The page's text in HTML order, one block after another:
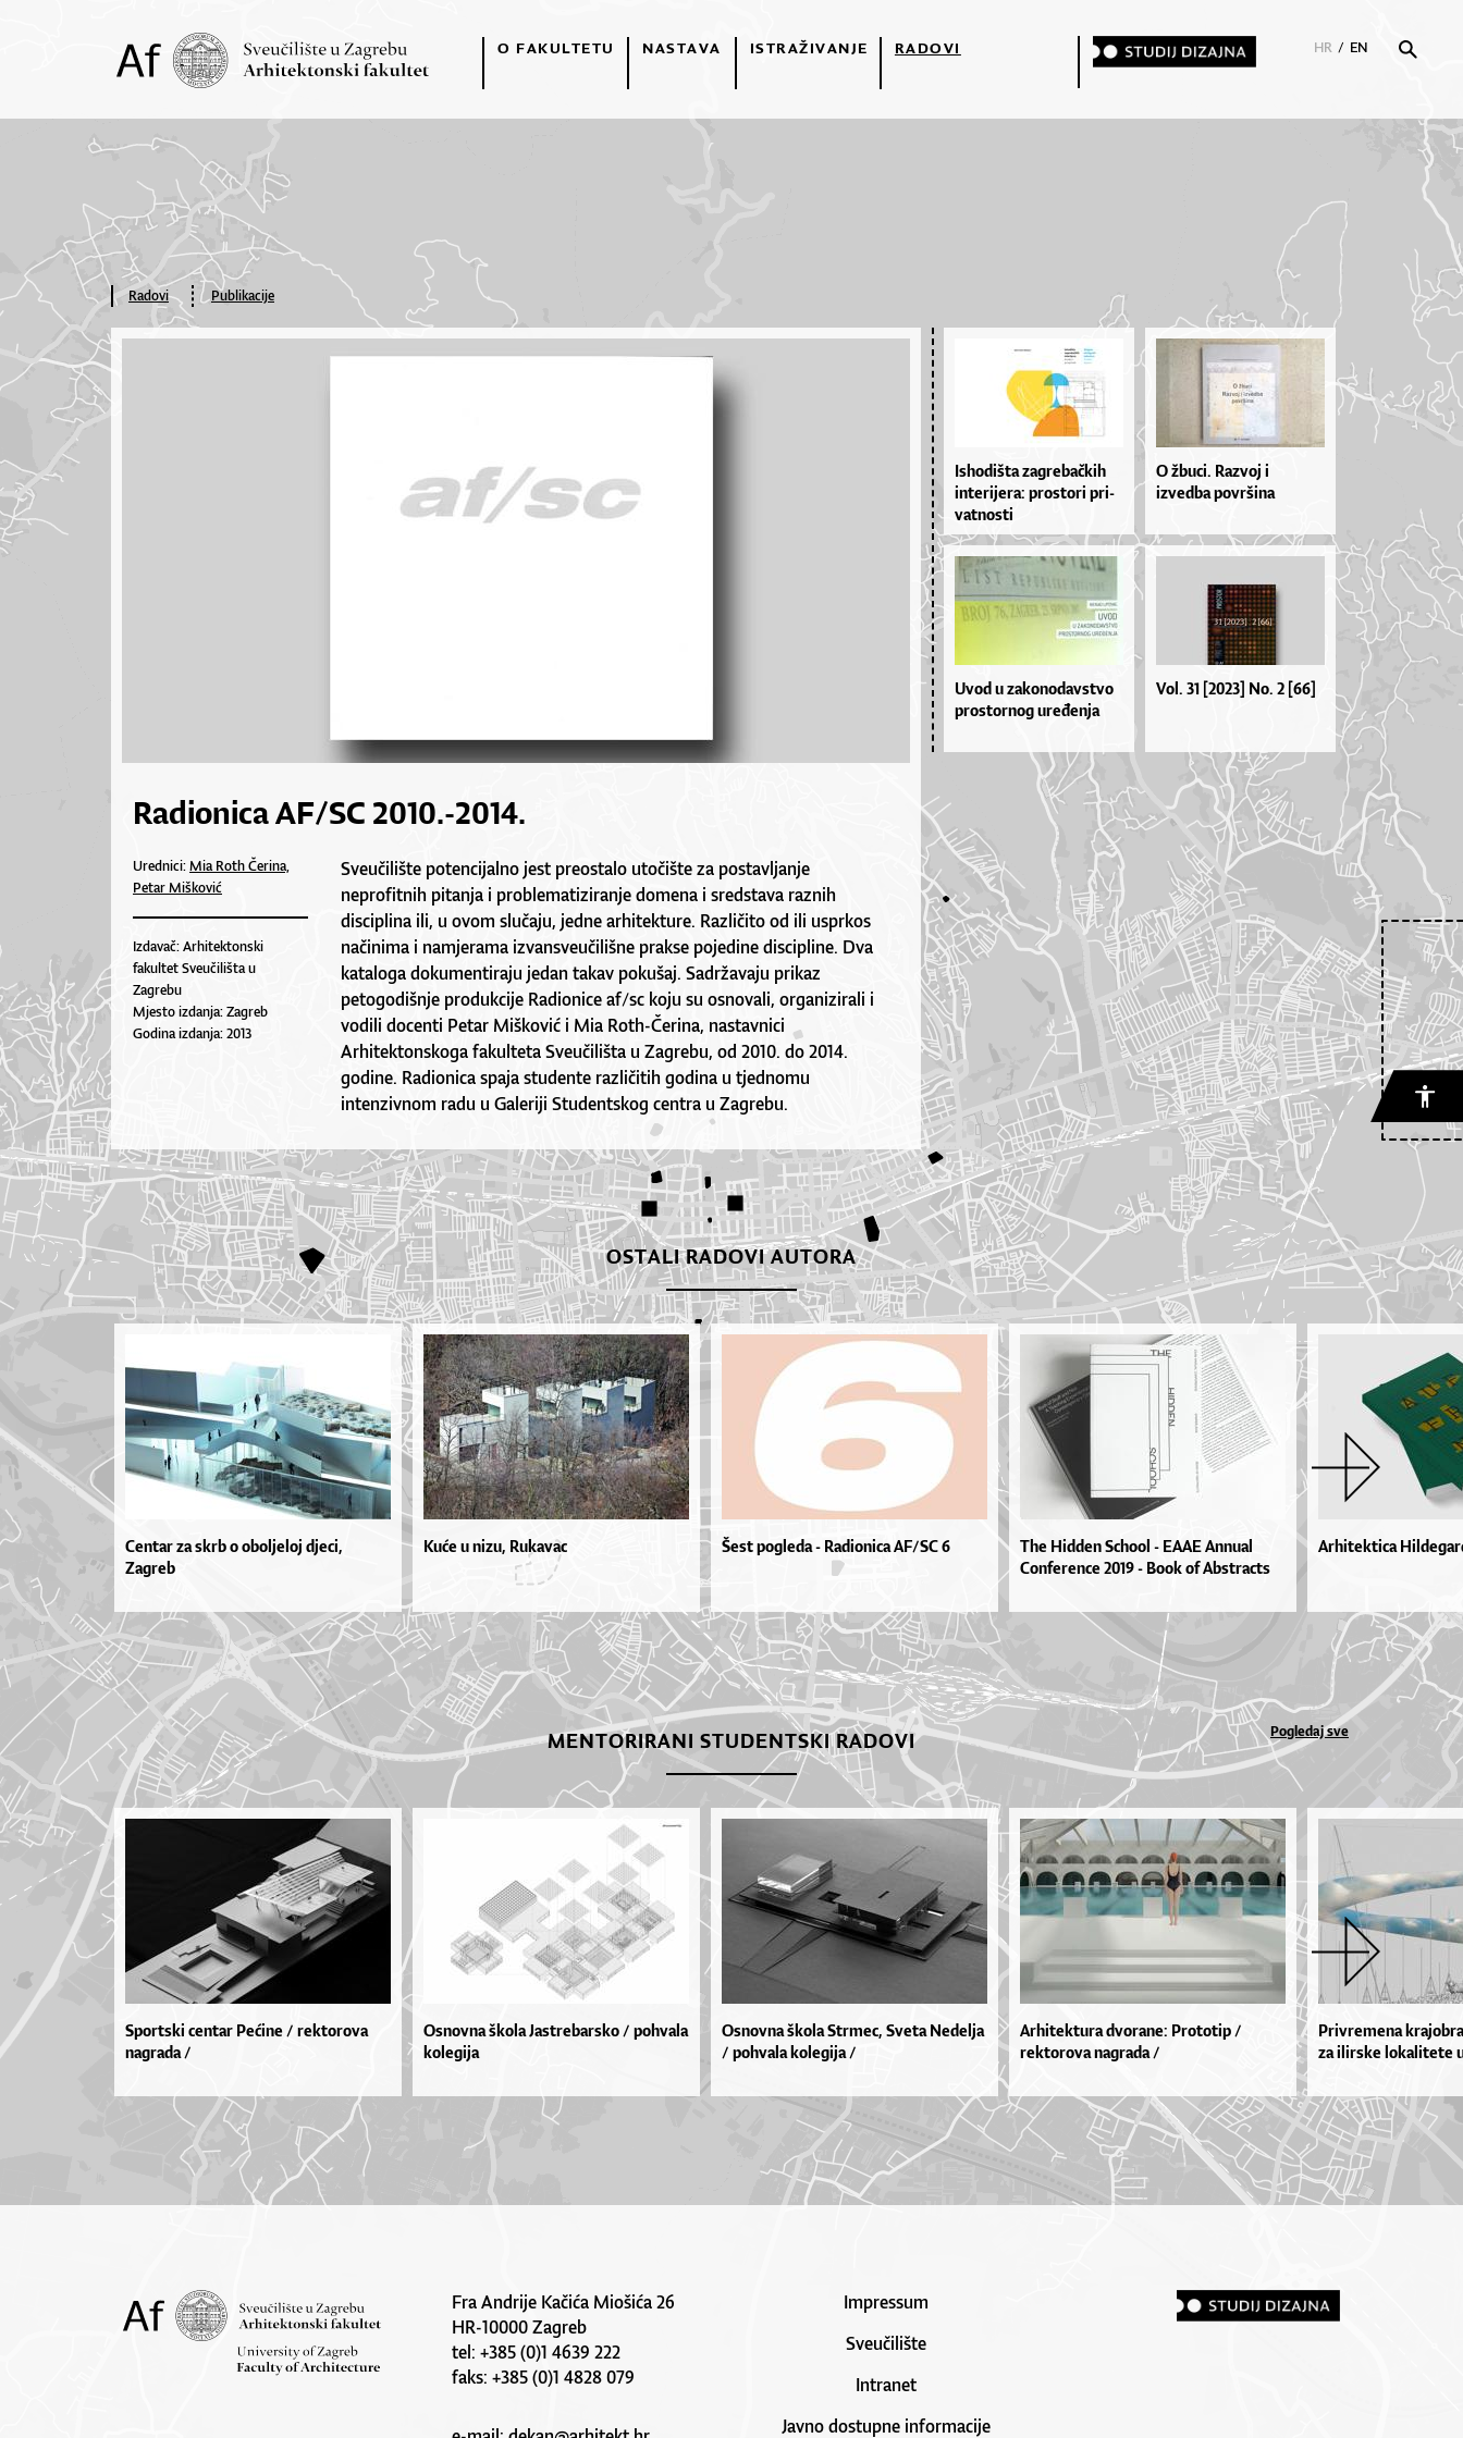
O FAKULTETU NASTAVA ISTRAŽIVANJE RADOVI HR / EN
Radovi Publikacije
Radionica AF/SC 2010.-2014.
Urednici:Mia Roth Čerina,
Petar Mišković
Izdavač: Arhitektonski
fakultet Sveučilišta u
Zagrebu
Mjesto izdanja: Zagreb
Godina izdanja: 2013
Sveučilište potencijalno jest preostalo utočište za postavljanje
neprofitnih pitanja i problematiziranje domena i sredstava raznih
disciplina ili, u ovom slučaju, jedne arhitekture. Različito od ili usprkos
načinima i namjerama izvansveučilišne prakse pojedine discipline. Dva
kataloga dokumentiraju jedan takav pokušaj. Sadržavaju prikaz
petogodišnje produkcije Radionice af/sc koju su osnovali, organizirali i
vodili docenti Petar Mišković i Mia Roth-Čerina, nastavnici
Arhitektonskoga fakulteta Sveučilišta u Zagrebu, od 2010. do 2014.
godine. Radionica spaja studente različitih godina u tjednomu
intenzivnom radu u Galeriji Studentskog centra u Zagrebu.
Is­ho­diš­ta za­gre­ba­čkih
in­te­ri­je­ra: pros­to­ri pri­
vat­nos­ti
O žbuci. Razvoj i
izvedba površina
Uvod u za­ko­no­dav­stvo
pros­tor­nog ure­đen­ja
Vol. 31 [2023] No. 2 [66]
OSTALI RADOVI AUTORA
Centar za skrb o oboljeloj djeci,
Zagreb
Kuće u nizu, Rukavac Šest pogleda - Radionica AF/SC 6
The Hidden School - EAAE Annual
Conference 2019 - Book of Abstracts
Arhitektica
MENTORIRANI STUDENTSKI RADOVI Pogledaj sve
Sportski centar Pećine / rektorova
nagrada /
Osnovna škola Jastrebarsko / pohvala
kolegija
Osnovna škola Strmec, Sveta Nedelja
/ pohvala kolegija /
Arhitektura dvorane: Prototip /
rektorova nagrada /
Privremena
za ilirske lokalitete
Fra Andrije Kačića Miošića 26
HR-10000 Zagreb
tel: +385 (0)1 4639 222
faks: +385 (0)1 4828 079
Impressum
Sveučilište
Intranet
Javno dostupne informacije